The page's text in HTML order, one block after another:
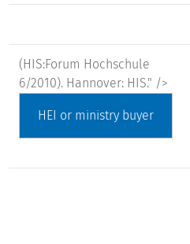
(HIS:Forum Hochschule
6/2010). Hannover: HIS." />